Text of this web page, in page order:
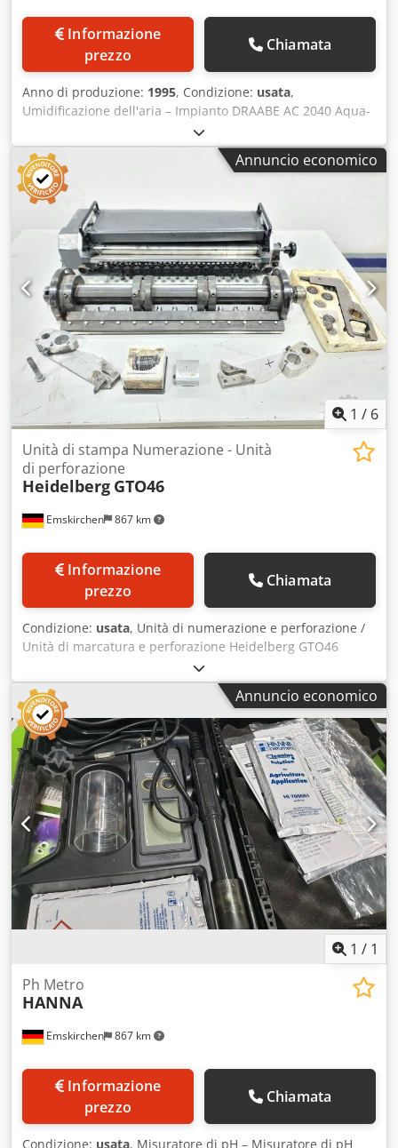
prezzo
Chiamata
Anno di produzione: 1995, Condizione: usata,
Umidificazione dell'aria – Impianto DRAABE AC 2040 Aqua-
Offset Anno di fabbricazione: 1995 – Numero di serie: 20
Crjdpfx Ajh Ax Sgsgdsf Ispezione video online tramite
Skype Saremo lieti di accogliere la vostra visita; abbiamo
altri macchinari disponibili in magazzino. Disponibile
immediatamente – possibilità di ispezione. Disponibile in
magazzino a Emskirchen/Norimberga – possibilità di test.
Annuncio economico
1 / 6
Emskirchen 867 km
Unità di stampa Numerazione - Unità
di perforazione
Heidelberg GTO46
prezzo
Chiamata
Condizione: usata, Unità di numerazione e perforazione /
Unità di marcatura e perforazione Heidelberg GTO46
Csdpsh Ayf Njfx Agdorf Unità di marcatura e perforazione
per Heidelberg GTO46 Ispezione video online tramite
Skype Saremo lieti di accogliere la vostra visita: abbiamo
altre macchine disponibili in magazzino. Disponibile
immediatamente – Possibilità di ispezione. Disponibile in
magazzino a Emskirchen/Norimberga – Possibilità di test.
Annuncio economico
1 / 1
Emskirchen 867 km
Ph Metro
HANNA
prezzo
Chiamata
Condizione: usata, Misuratore di pH – Misuratore di pH